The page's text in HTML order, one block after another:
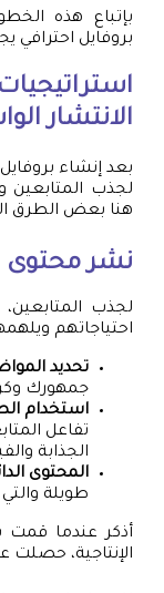
بإتباع هذه
بروفايل احترافي
الانتشار
بعد إنشاء
لجذب المتابعين
هنا بعض الطرق
نشر محتوى
لجذب
احتياجاتهم
تحديد
جمهورك
استخدام
تفاعل
الجذابة
المحتوى
طويلة
أذكر عندما قمت
الإنتاجية، حصلت